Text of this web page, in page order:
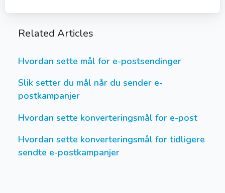
Related Articles
Hvordan sette mål for e-postsendinger
Slik setter du mål når du sender e-
postkampanjer
Hvordan sette konverteringsmål for e-post
Hvordan sette konverteringsmål for tidligere
sendte e-postkampanjer